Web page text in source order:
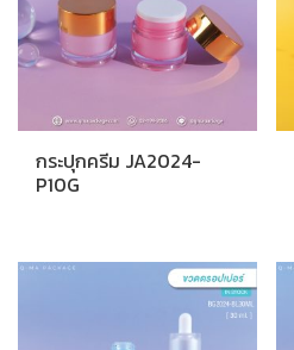
กระปุกครีม JA2024-
P10G